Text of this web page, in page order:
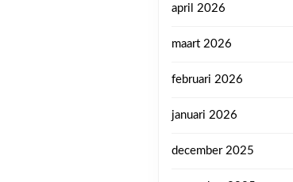
april 2026
maart 2026
februari 2026
januari 2026
december 2025